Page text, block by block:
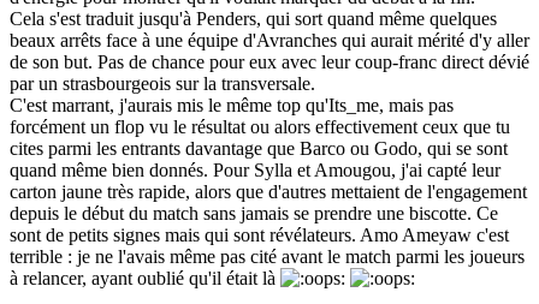
Cela s'est traduit jusqu'à Penders, qui sort quand même quelques
beaux arrêts face à une équipe d'Avranches qui aurait mérité d'y aller
de son but. Pas de chance pour eux avec leur coup-franc direct dévié
par un strasbourgeois sur la transversale.
C'est marrant, j'aurais mis le même top qu'Its_me, mais pas
forcément un flop vu le résultat ou alors effectivement ceux que tu
cites parmi les entrants davantage que Barco ou Godo, qui se sont
quand même bien donnés. Pour Sylla et Amougou, j'ai capté leur
carton jaune très rapide, alors que d'autres mettaient de l'engagement
depuis le début du match sans jamais se prendre une biscotte. Ce
sont de petits signes mais qui sont révélateurs. Amo Ameyaw c'est
terrible : je ne l'avais même pas cité avant le match parmi les joueurs
à relancer, ayant oublié qu'il était là